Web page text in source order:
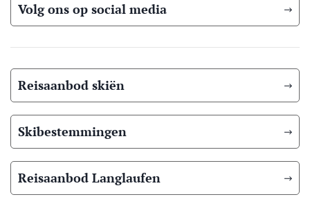
Volg ons op social media
Reisaanbod skiën
Skibestemmingen
Reisaanbod Langlaufen